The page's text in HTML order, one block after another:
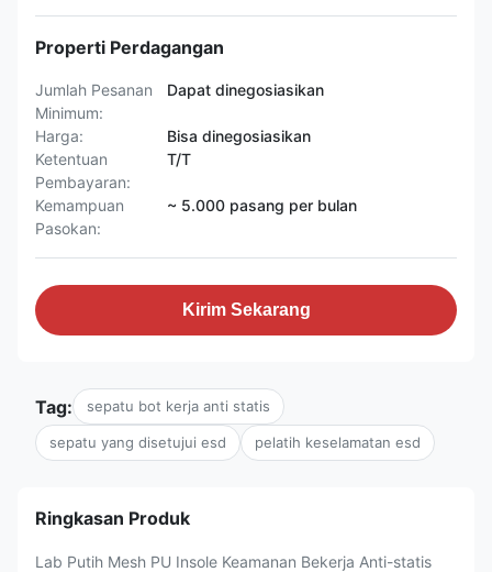
Properti Perdagangan
Jumlah Pesanan
Minimum:
Dapat dinegosiasikan
Harga:
Bisa dinegosiasikan
Ketentuan
Pembayaran:
T/T
Kemampuan
Pasokan:
~ 5.000 pasang per bulan
Kirim Sekarang
Tag: sepatu bot kerja anti statis
sepatu yang disetujui esd pelatih keselamatan esd
Ringkasan Produk
Lab Putih Mesh PU Insole Keamanan Bekerja Anti-statis